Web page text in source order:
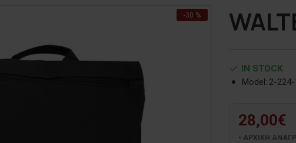
-30 %
IN STOCK
Model: 2-
28,00€
ΑΡΧΙΚΗ